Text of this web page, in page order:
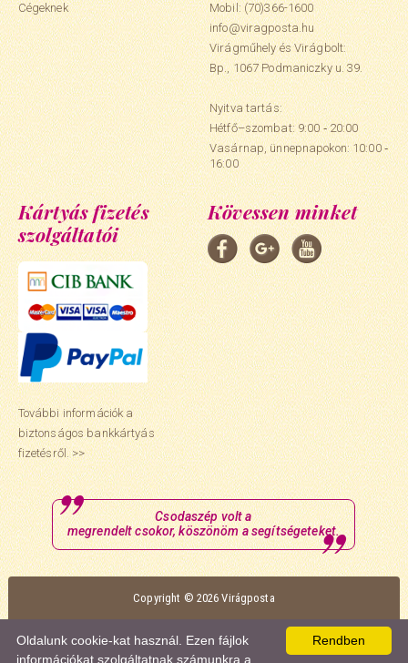
Cégeknek
Mobil:(70)366-1600
info@viragposta.hu
Virágműhely és Virágbolt:
Bp., 1067 Podmaniczky u. 39.
Nyitva tartás:
Hétfő–szombat: 9:00 ‑ 20:00
Vasárnap, ünnepnapokon: 10:00 ‑
16:00
Kártyás fizetés
szolgáltatói
További információk a
biztonságos bankkártyás
fizetésről. >>
Kövessen minket
Csodaszép volt a
megrendelt csokor, köszönöm a segítségeteket.
Copyright © 2026 Virágposta
Oldalunk optimális megtekintéséhez a Mozilla Firefox vagy a Google Chrome
böngészőt ajánljuk.
Rendben
Oldalunk cookie-kat használ. Ezen fájlok
információkat szolgáltatnak számunkra a